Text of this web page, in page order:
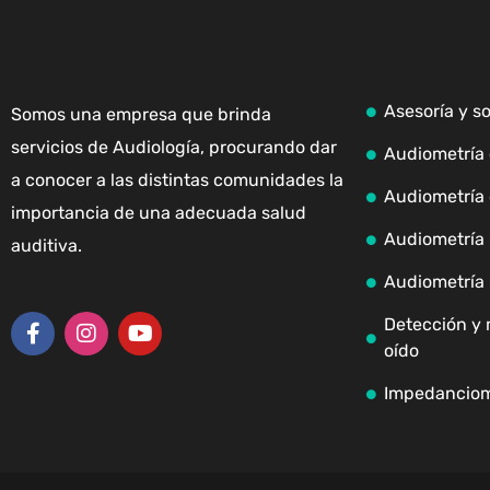
Somos una empresa que brinda
servicios de Audiología, procurando dar
a conocer a las distintas comunidades la
importancia de una adecuada salud
auditiva.
Asesoría y
Audiometría
Audiometría
Audiometría
Detección y
oído